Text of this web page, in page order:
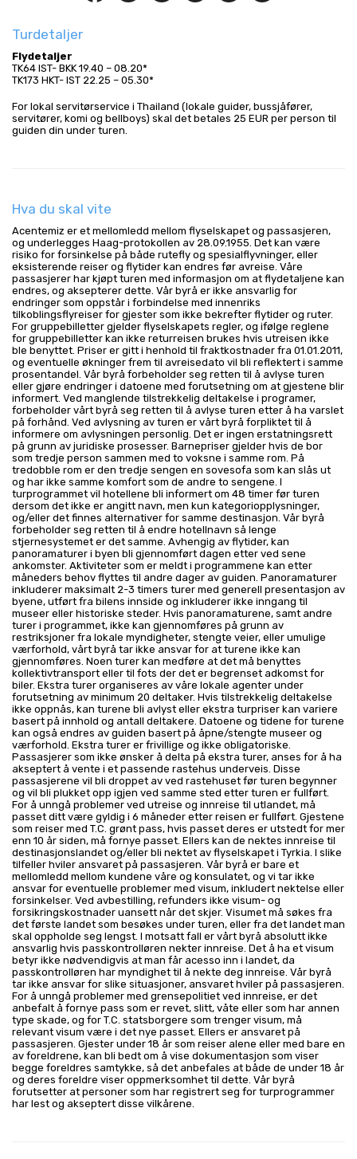
Turdetaljer
Flydetaljer
TK64 IST- BKK 19.40 – 08.20*
TK173 HKT- IST 22.25 – 05.30*
For lokal servitørservice i Thailand (lokale guider, bussjåfører,
servitører, komi og bellboys) skal det betales 25 EUR per person til
guiden din under turen.
Hva du skal vite
Acentemiz er et mellomledd mellom flyselskapet og passasjeren,
og underlegges Haag-protokollen av 28.09.1955. Det kan være
risiko for forsinkelse på både rutefly og spesialflyvninger, eller
eksisterende reiser og flytider kan endres før avreise. Våre
passasjerer har kjøpt turen med informasjon om at flydetaljene kan
endres, og aksepterer dette. Vår byrå er ikke ansvarlig for
endringer som oppstår i forbindelse med innenriks
tilkoblingsflyreiser for gjester som ikke bekrefter flytider og ruter.
For gruppebilletter gjelder flyselskapets regler, og ifølge reglene
for gruppebilletter kan ikke returreisen brukes hvis utreisen ikke
ble benyttet. Priser er gitt i henhold til fraktkostnader fra 01.01.2011,
og eventuelle økninger frem til avreisedato vil bli reflektert i samme
prosentandel. Vår byrå forbeholder seg retten til å avlyse turen
eller gjøre endringer i datoene med forutsetning om at gjestene blir
informert. Ved manglende tilstrekkelig deltakelse i programer,
forbeholder vårt byrå seg retten til å avlyse turen etter å ha varslet
på forhånd. Ved avlysning av turen er vårt byrå forpliktet til å
informere om avlysningen personlig. Det er ingen erstatningsrett
på grunn av juridiske prosesser. Barnepriser gjelder hvis de bor
som tredje person sammen med to voksne i samme rom. På
tredobble rom er den tredje sengen en sovesofa som kan slås ut
og har ikke samme komfort som de andre to sengene. I
turprogrammet vil hotellene bli informert om 48 timer før turen
dersom det ikke er angitt navn, men kun kategoriopplysninger,
og/eller det finnes alternativer for samme destinasjon. Vår byrå
forbeholder seg retten til å endre hotellnavn så lenge
stjernesystemet er det samme. Avhengig av flytider, kan
panoramaturer i byen bli gjennomført dagen etter ved sene
ankomster. Aktiviteter som er meldt i programmene kan etter
måneders behov flyttes til andre dager av guiden. Panoramaturer
inkluderer maksimalt 2-3 timers turer med generell presentasjon av
byene, utført fra bilens innside og inkluderer ikke inngang til
museer eller historiske steder. Hvis panoramaturene, samt andre
turer i programmet, ikke kan gjennomføres på grunn av
restriksjoner fra lokale myndigheter, stengte veier, eller umulige
værforhold, vårt byrå tar ikke ansvar for at turene ikke kan
gjennomføres. Noen turer kan medføre at det må benyttes
kollektivtransport eller til fots der det er begrenset adkomst for
biler. Ekstra turer organiseres av våre lokale agenter under
forutsetning av minimum 20 deltaker. Hvis tilstrekkelig deltakelse
ikke oppnås, kan turene bli avlyst eller ekstra turpriser kan variere
basert på innhold og antall deltakere. Datoene og tidene for turene
kan også endres av guiden basert på åpne/stengte museer og
værforhold. Ekstra turer er frivillige og ikke obligatoriske.
Passasjerer som ikke ønsker å delta på ekstra turer, anses for å ha
akseptert å vente i et passende rastehus underveis. Disse
passasjerene vil bli droppet av ved rastehuset før turen begynner
og vil bli plukket opp igjen ved samme sted etter turen er fullført.
For å unngå problemer ved utreise og innreise til utlandet, må
passet ditt være gyldig i 6 måneder etter reisen er fullført. Gjestene
som reiser med T.C. grønt pass, hvis passet deres er utstedt for mer
enn 10 år siden, må fornye passet. Ellers kan de nektes innreise til
destinasjonslandet og/eller bli nektet av flyselskapet i Tyrkia. I slike
tilfeller hviler ansvaret på passasjeren. Vår byrå er bare et
mellomledd mellom kundene våre og konsulatet, og vi tar ikke
ansvar for eventuelle problemer med visum, inkludert nektelse eller
forsinkelser. Ved avbestilling, refunders ikke visum- og
forsikringskostnader uansett når det skjer. Visumet må søkes fra
det første landet som besøkes under turen, eller fra det landet man
skal oppholde seg lengst. I motsatt fall er vårt byrå absolutt ikke
ansvarlig hvis passkontrolløren nekter innreise. Det å ha et visum
betyr ikke nødvendigvis at man får acesso inn i landet, da
passkontrolløren har myndighet til å nekte deg innreise. Vår byrå
tar ikke ansvar for slike situasjoner, ansvaret hviler på passasjeren.
For å unngå problemer med grensepolitiet ved innreise, er det
anbefalt å fornye pass som er revet, slitt, våte eller som har annen
type skade, og for T.C. statsborgere som trenger visum, må
relevant visum være i det nye passet. Ellers er ansvaret på
passasjeren. Gjester under 18 år som reiser alene eller med bare en
av foreldrene, kan bli bedt om å vise dokumentasjon som viser
begge foreldres samtykke, så det anbefales at både de under 18 år
og deres foreldre viser oppmerksomhet til dette. Vår byrå
forutsetter at personer som har registrert seg for turprogrammer
har lest og akseptert disse vilkårene.